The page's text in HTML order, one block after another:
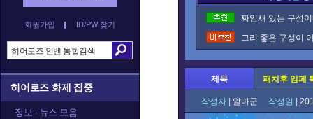
회원가입 ID/PW 찾기
히어로즈 화제 집중
정보 · 뉴스 모음
짜임새 있는 구성
그리 좋은 구성이
제목 패치후 임페
작성자 | 알마군 작성일 |